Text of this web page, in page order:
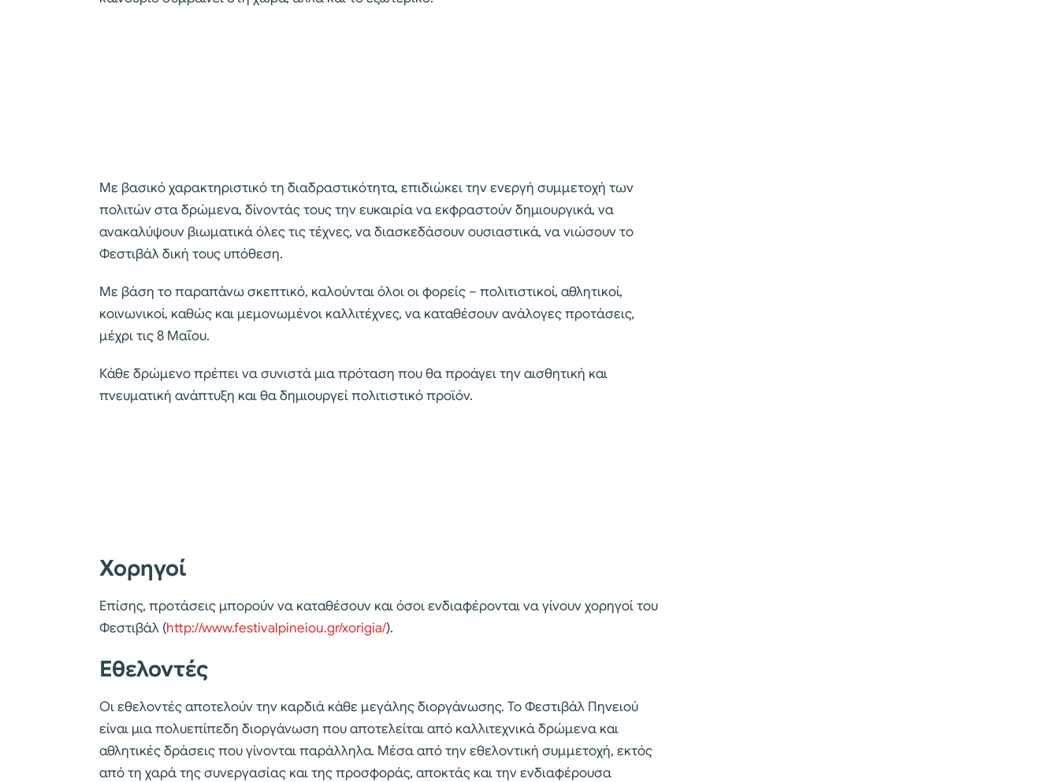
Με βασικό χαρακτηριστικό τη διαδραστικότητα, επιδιώκει την ενεργή συμμετοχή των
πολιτών στα δρώμενα, δίνοντάς τους την ευκαιρία να εκφραστούν δημιουργικά, να
ανακαλύψουν βιωματικά όλες τις τέχνες, να διασκεδάσουν ουσιαστικά, να νιώσουν το
Φεστιβάλ δική τους υπόθεση.
Με βάση το παραπάνω σκεπτικό, καλούνται όλοι οι φορείς – πολιτιστικοί, αθλητικοί,
κοινωνικοί, καθώς και μεμονωμένοι καλλιτέχνες, να καταθέσουν ανάλογες προτάσεις,
μέχρι τις 8 Μαΐου.
Κάθε δρώμενο πρέπει να συνιστά μια πρόταση που θα προάγει την αισθητική και
πνευματική ανάπτυξη και θα δημιουργεί πολιτιστικό προϊόν.
Χορηγοί
Επίσης, προτάσεις μπορούν να καταθέσουν και όσοι ενδιαφέρονται να γίνουν χορηγοί του
Φεστιβάλ (http://www.festivalpineiou.gr/xorigia/).
Εθελοντές
Οι εθελοντές αποτελούν την καρδιά κάθε μεγάλης διοργάνωσης. Το Φεστιβάλ Πηνειού
είναι μια πολυεπίπεδη διοργάνωση που αποτελείται από καλλιτεχνικά δρώμενα και
αθλητικές δράσεις που γίνονται παράλληλα. Μέσα από την εθελοντική συμμετοχή, εκτός
από τη χαρά της συνεργασίας και της προσφοράς, αποκτάς και την ενδιαφέρουσα